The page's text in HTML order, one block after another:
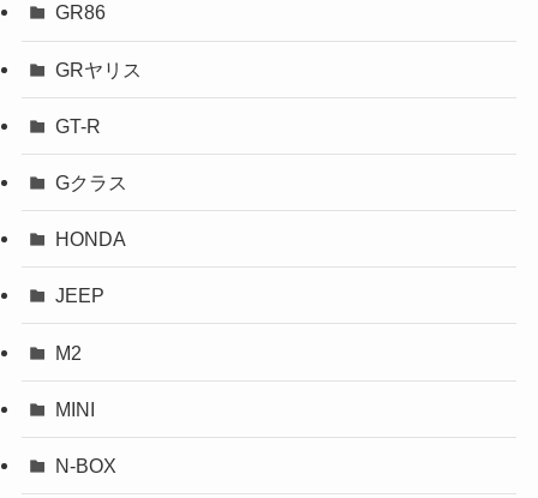
GR86
GRヤリス
GT-R
Gクラス
HONDA
JEEP
M2
MINI
N-BOX